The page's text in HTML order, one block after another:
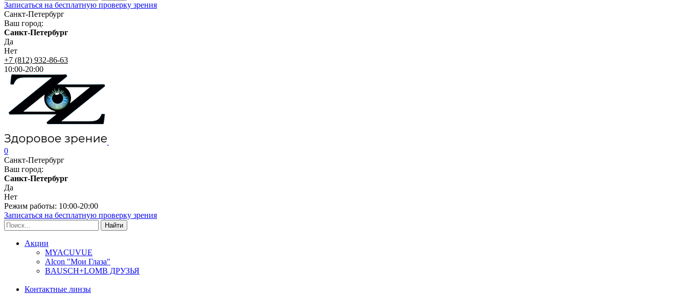
Записаться на бесплатную проверку зрения
Санкт-Петербург
Ваш город:
Санкт-Петербург
Да
Нет
+7 (812) 932-86-63
10:00-20:00
0
Санкт-Петербург
Ваш город:
Санкт-Петербург
Да
Нет
Режим работы: 10:00-20:00
Записаться на бесплатную проверку зрения
Акции
MYACUVUE
Alcon "Мои Глаза"
BAUSCH+LOMB ДРУЗЬЯ
Контактные линзы